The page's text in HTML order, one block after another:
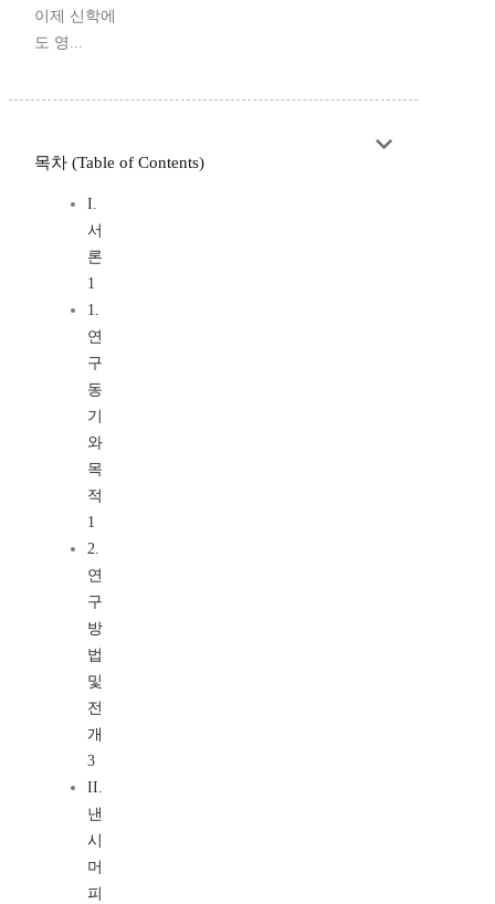
이제 신학에
도 영...
목차 (Table of Contents)
I.
서
론
1
1.
연
구
동
기
와
목
적
1
2.
연
구
방
법
및
전
개
3
II.
낸
시
머
피